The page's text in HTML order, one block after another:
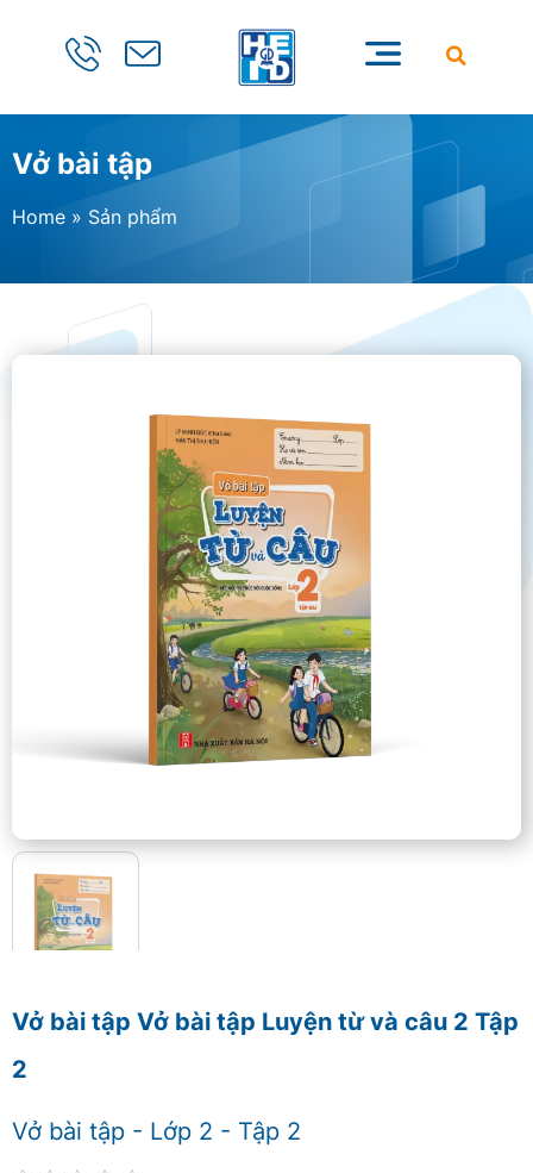
Vở bài tập
Home » Sản phẩm
Vở bài tập Vở bài tập Luyện từ và câu 2 Tập
2
Vở bài tập - Lớp 2 - Tập 2